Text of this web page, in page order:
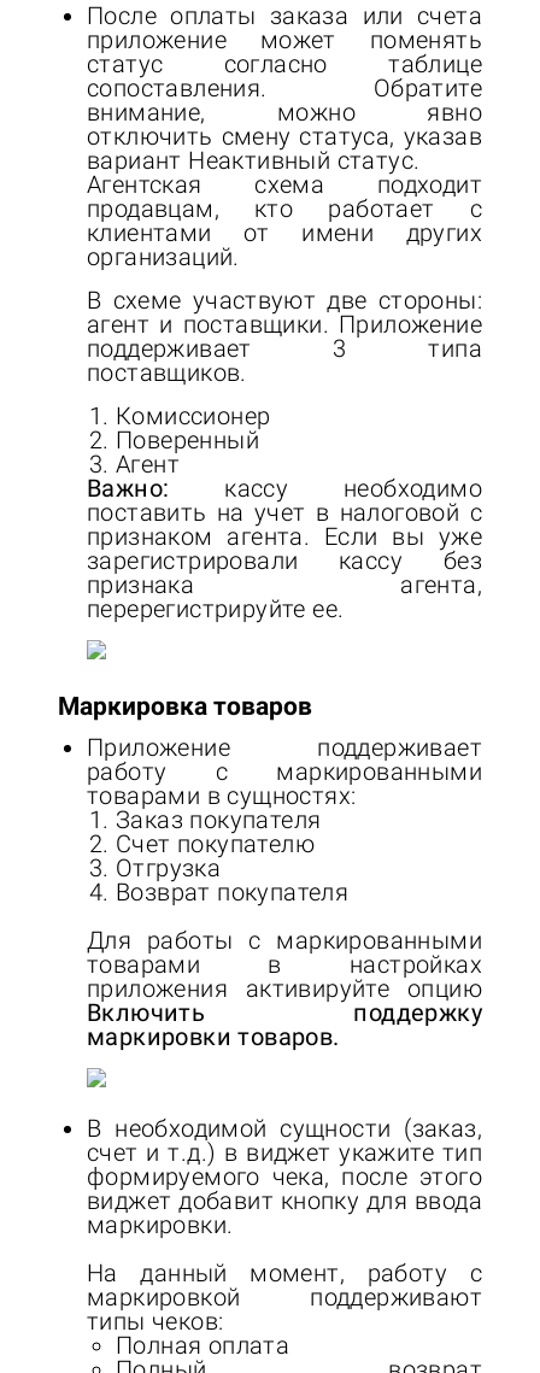
После оплаты заказа или счета
приложение может поменять
статус согласно таблице
сопоставления. Обратите
внимание, можно явно
отключить смену статуса, указав
вариант Неактивный статус.
Агентская схема подходит
продавцам, кто работает с
клиентами от имени других
организаций.
В схеме участвуют две стороны:
агент и поставщики. Приложение
поддерживает 3 типа
поставщиков.
Комиссионер
Поверенный
Агент
Важно: кассу необходимо
поставить на учет в налоговой с
признаком агента. Если вы уже
зарегистрировали кассу без
признака агента,
перерегистрируйте ее.
Маркировка товаров
Приложение поддерживает
работу с маркированными
товарами в сущностях:
Заказ покупателя
Счет покупателю
Отгрузка
Возврат покупателя
Для работы с маркированными
товарами в настройках
приложения активируйте опцию
Включить поддержку
маркировки товаров.
В необходимой сущности (заказ,
счет и т.д.) в виджет укажите тип
формируемого чека, после этого
виджет добавит кнопку для ввода
маркировки.
На данный момент, работу с
маркировкой поддерживают
типы чеков:
Полная оплата